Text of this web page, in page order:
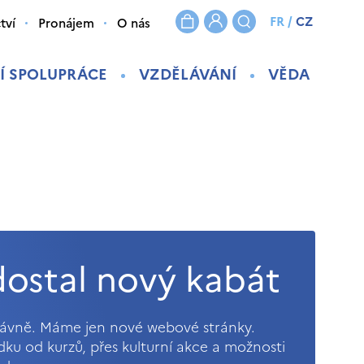
SPOLUPRÁCE VZDĚLÁVÁNÍ VĚDA
Pronájem O nás FR/CZ
nový kabát
Máme jen nové webové stránky.
od kurzů, přes kulturní akce a možnosti